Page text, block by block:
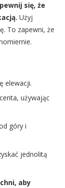
się, że
Użyj
To zapewni, że
elewacji.
używając
góry i
jednolitą
aby